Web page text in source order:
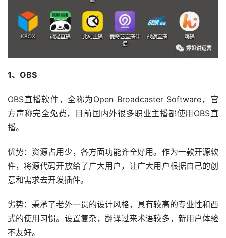
1、OBS
OBS直播软件，全称为Open Broadcaster Software，官
方声称完全免费，目前国内外很多职业主播都使用OBS直
播。
优势：资源占用少，各方面功能齐全好用。作为一款开源软
件，将源代码开放给了广大用户，让广大用户根据自己的创
意和需求去开发插件。
劣势：秉承了老外一贯的设计风格，具有较高的专业性和西
式的使用习惯。设置复杂，翻译过来术语较多，新用户体验
不友好。